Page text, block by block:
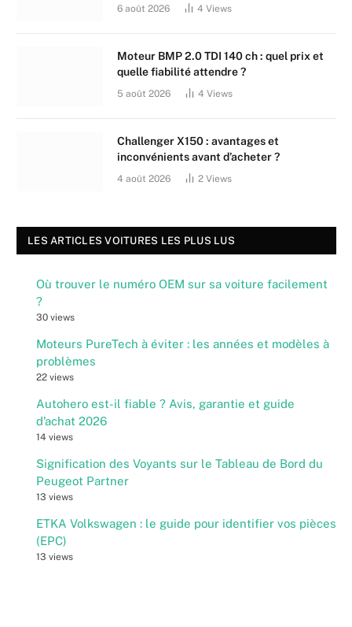
6 août 2026 4 Views
Moteur BMP 2.0 TDI 140 ch : quel prix et
quelle fiabilité attendre ?
5 août 2026 4 Views
Challenger X150 : avantages et
inconvénients avant d’acheter ?
4 août 2026 2 Views
LES ARTICLES VOITURES LES PLUS LUS
Où trouver le numéro OEM sur sa voiture facilement
?
30 views
Moteurs PureTech à éviter : les années et modèles à
problèmes
22 views
Autohero est-il fiable ? Avis, garantie et guide
d’achat 2026
14 views
Signification des Voyants sur le Tableau de Bord du
Peugeot Partner
13 views
ETKA Volkswagen : le guide pour identifier vos pièces
(EPC)
13 views